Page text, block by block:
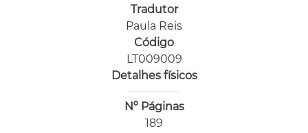
Tradutor
Paula Reis
Código
LT009009
Detalhes físicos
Nº Páginas
189